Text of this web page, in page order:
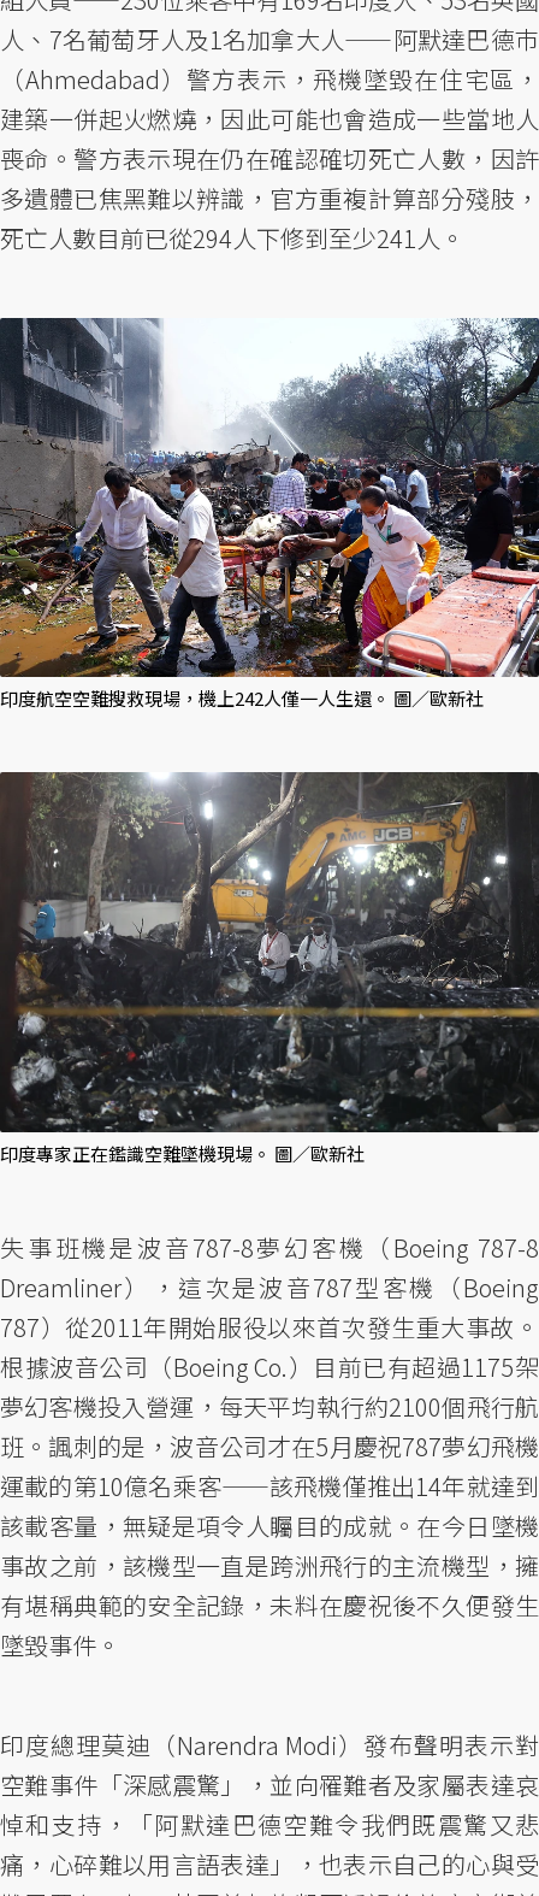
人、7名葡萄牙人及1名加拿大人——阿默達巴德巿
（Ahmedabad）警方表示，飛機墜毀在住宅區，
建築一併起火燃燒，因此可能也會造成一些當地人
喪命。警方表示現在仍在確認確切死亡人數，因許
多遺體已焦黑難以辨識，官方重複計算部分殘肢，
死亡人數目前已從294人下修到至少241人。
印度航空空難搜救現場，機上242人僅一人生還。 圖／歐新社
印度專家正在鑑識空難墜機現場。 圖／歐新社
失事班機是波音787-8夢幻客機（Boeing 787-8
Dreamliner），這次是波音787型客機（Boeing
787）從2011年開始服役以來首次發生重大事故。
根據波音公司（Boeing Co.）目前已有超過1175架
夢幻客機投入營運，每天平均執行約2100個飛行航
班。諷刺的是，波音公司才在5月慶祝787夢幻飛機
運載的第10億名乘客——該飛機僅推出14年就達到
該載客量，無疑是項令人矚目的成就。在今日墜機
事故之前，該機型一直是跨洲飛行的主流機型，擁
有堪稱典範的安全記錄，未料在慶祝後不久便發生
墜毀事件。
印度總理莫迪（Narendra Modi）發布聲明表示對
空難事件「深感震驚」，並向罹難者及家屬表達哀
悼和支持，「阿默達巴德空難令我們既震驚又悲
痛，心碎難以用言語表達」，也表示自己的心與受